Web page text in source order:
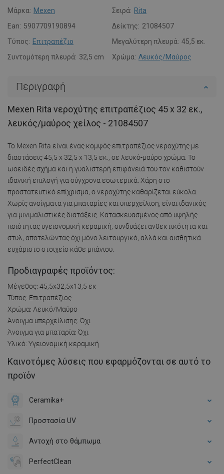
Μάρκα: Mexen Σειρά: Rita
Ean: 5907709190894 Δείκτης: 21084507
Τύπος: Επιτραπέζιο Μεγαλύτερη πλευρά: 45,5 εκ.
Συντομότερη πλευρά: 32,5 cm Χρώμα: Λευκός/Μαύρος
Περιγραφή
Mexen Rita νεροχύτης επιτραπέζιος 45 x 32 εκ.,
λευκός/μαύρος χείλος - 21084507
Το Mexen Rita είναι ένας κομψός επιτραπέζιος νεροχύτης με
διαστάσεις 45,5 x 32,5 x 13,5 εκ., σε λευκό-μαύρο χρώμα. Το
ωοειδές σχήμα και η γυαλιστερή επιφάνειά του τον καθιστούν
ιδανική επιλογή για σύγχρονα εσωτερικά. Χάρη στο
προστατευτικό επίχρισμα, ο νεροχύτης καθαρίζεται εύκολα.
Χωρίς ανοίγματα για μπαταρίες και υπερχείλιση, είναι ιδανικός
για μινιμαλιστικές διατάξεις. Κατασκευασμένος από υψηλής
ποιότητας υγειονομική κεραμική, συνδυάζει ανθεκτικότητα και
στυλ, αποτελώντας όχι μόνο λειτουργικό, αλλά και αισθητικά
ευχάριστο στοιχείο κάθε μπάνιου.
Προδιαγραφές προϊόντος:
Μέγεθος: 45,5x32,5x13,5 εκ
Τύπος: Επιτραπέζιος
Χρώμα: Λευκό/Μαύρο
Άνοιγμα υπερχείλισης: Όχι
Άνοιγμα για μπαταρία: Όχι
Υλικό: Υγειονομική κεραμική
Καινοτόμες λύσεις που εφαρμόζονται σε αυτό το
προϊόν
Ceramika+
Προστασία UV
Αντοχή στο θάμπωμα
PerfectClean